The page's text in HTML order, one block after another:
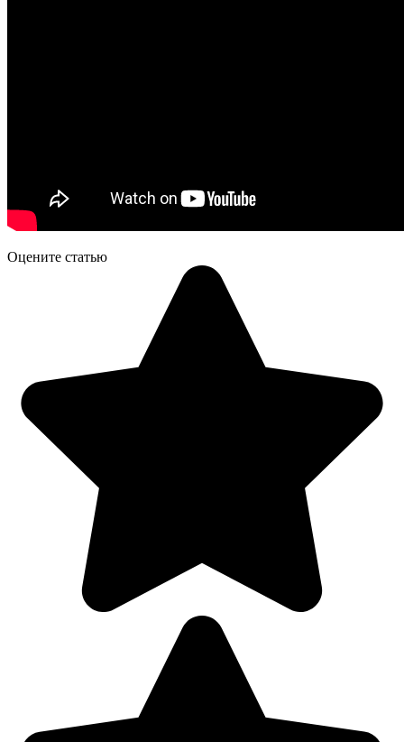
Оцените статью